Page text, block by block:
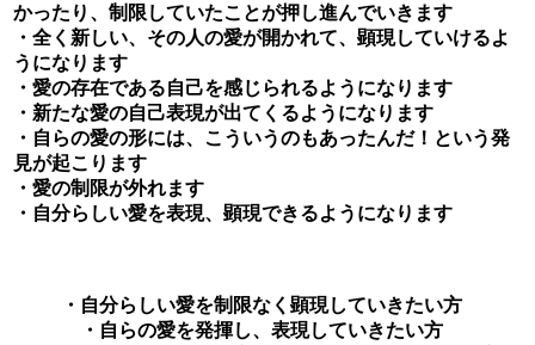
かったり、制限していたことが押し進んでいきます
・全く新しい、その人の愛が開かれて、顕現していけるよ
うになります
・愛の存在である自己を感じられるようになります
・新たな愛の自己表現が出てくるようになります
・自らの愛の形には、こういうのもあったんだ！という発
見が起こります
・愛の制限が外れます
・自分らしい愛を表現、顕現できるようになります
・自分らしい愛を制限なく顕現していきたい方
・自らの愛を発揮し、表現していきたい方